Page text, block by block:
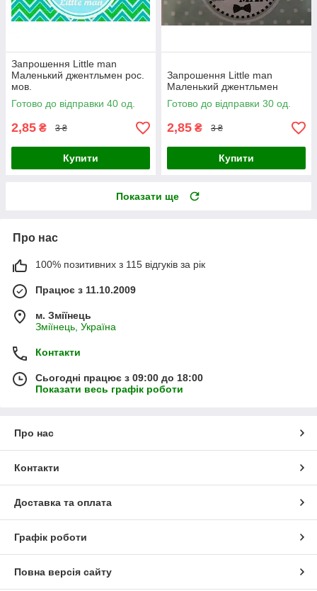
Запрошення Little man
Маленький джентльмен рос.
мов.
Готово до відправки 40 од.
2,85 ₴ 3 ₴
Купити
Запрошення Little man
Маленький джентльмен
Готово до відправки 30 од.
2,85 ₴ 3 ₴
Купити
Показати ще
Про нас
100% позитивних з 115 відгуків за рік
Працює з 11.10.2009
м. Зміїнець
Зміїнець, Україна
Контакти
Сьогодні працює з 09:00 до 18:00
Показати весь графік роботи
Про нас
Контакти
Доставка та оплата
Графік роботи
Повна версія сайту